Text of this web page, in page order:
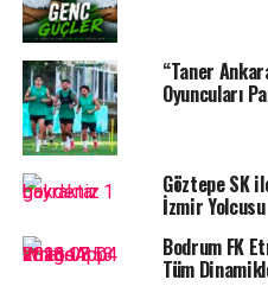
Türkiye Basketbol
çekimine katılan Muğla
Çakaloğlu, bu sezon
taşıyacaklarını belirtti.
Bodrum’da oynayan kadın
Muğla Menteşe’ye
Basketbol takımı başkanı
düzenlenen kura
Amerikalımızı aldık.
güzel bir sezon yaşatmak
“Taner
Oyuncuları
Göztepe SK
İzmir Yolcusu
Bodrum FK
Tüm